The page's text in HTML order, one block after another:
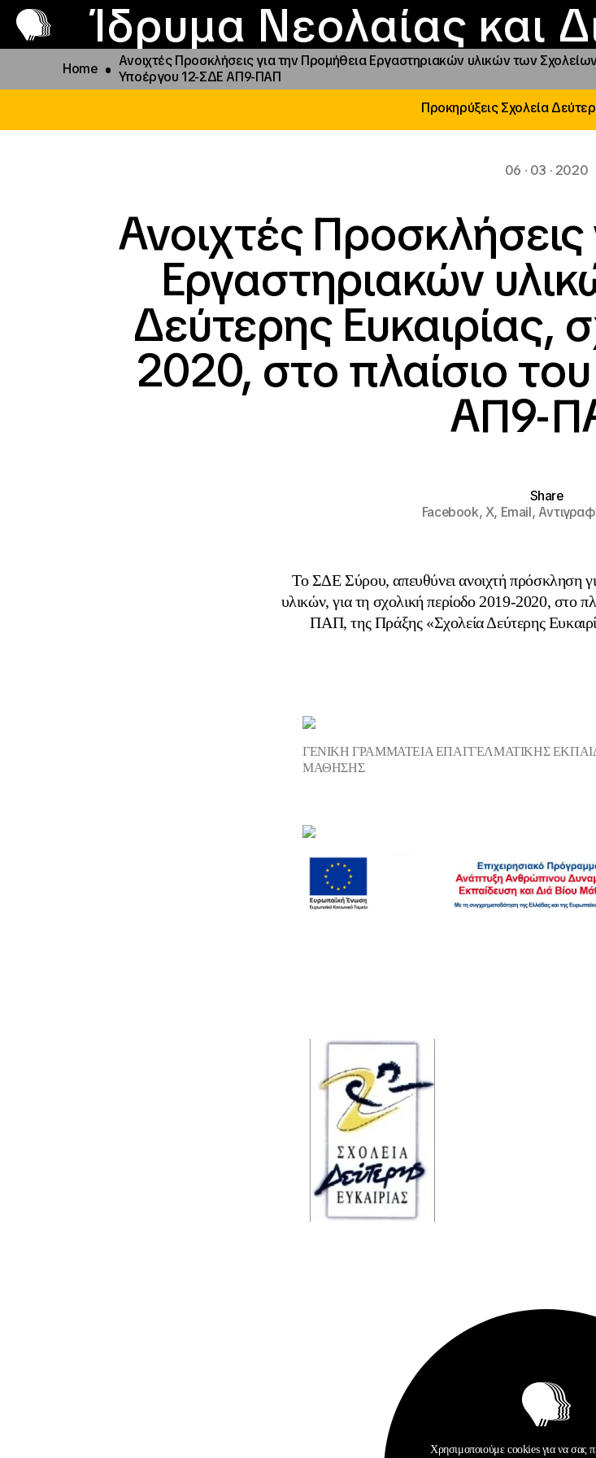
Ίδρυμα Νεολαίας και
Το
Προγράμματα
Παραχώρηση
Νέα
Home
Ανοιχτές Προσκλήσεις για την Προμήθεια Εργαστηριακών υλικών των
Υποέργου 12-ΣΔΕ ΑΠ9-ΠΑΠ
Προκηρύξεις Σχολεία
06 · 03 · 2020
Ανοιχτές
Εργαστηριακών
Δεύτερης Ευκαιρίας,
2020, στο πλαίσιο
ΑΠ9-
Share
Facebook,X, Email,
Το ΣΔΕ Σύρου, απευθύνει ανοιχτή πρόσκληση
υλικών, για τη σχολική περίοδο 2019-2020, στο
ΠΑΠ, της Πράξης «Σχολεία Δεύτερης
ΓΕΝΙΚΗ ΓΡΑΜΜΑΤΕΙΑ ΕΠΑΓΓΕΛΜΑΤΙΚΗΣ
ΜΑΘΗΣΗΣ
Χρησιμοποιούμε cookies για να σας